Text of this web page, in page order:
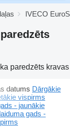
IVECO
paredzēts
datums Dārgākie
vispirms
- jaunākie
gads -